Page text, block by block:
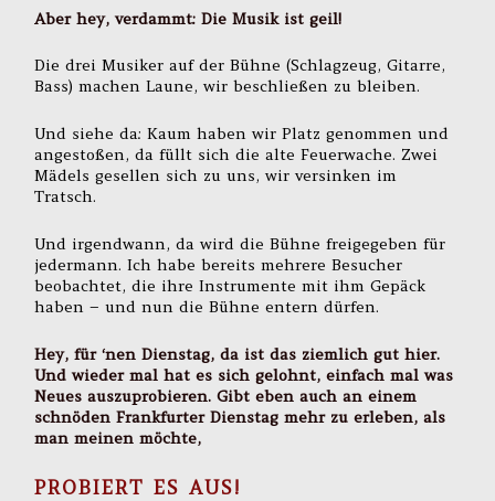
Aber hey, verdammt: Die Musik ist geil!
Die drei Musiker auf der Bühne (Schlagzeug, Gitarre,
Bass) machen Laune, wir beschließen zu bleiben.
Und siehe da: Kaum haben wir Platz genommen und
angestoßen, da füllt sich die alte Feuerwache. Zwei
Mädels gesellen sich zu uns, wir versinken im
Tratsch.
Und irgendwann, da wird die Bühne freigegeben für
jedermann. Ich habe bereits mehrere Besucher
beobachtet, die ihre Instrumente mit ihm Gepäck
haben – und nun die Bühne entern dürfen.
Hey, für ‘nen Dienstag, da ist das ziemlich gut hier.
Und wieder mal hat es sich gelohnt, einfach mal was
Neues auszuprobieren. Gibt eben auch an einem
schnöden Frankfurter Dienstag mehr zu erleben, als
man meinen möchte,
PROBIERT ES AUS!